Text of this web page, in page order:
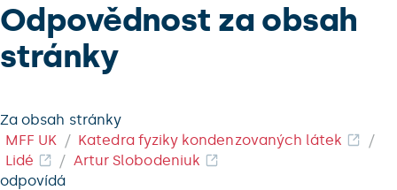
Odpovědnost za obsah
stránky
Za obsah stránky
MFF UK
Katedra fyziky kondenzovaných látek
Lidé
Artur Slobodeniuk
odpovídá